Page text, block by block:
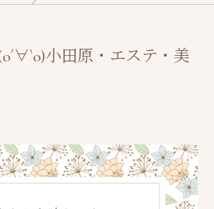
小田原・エステ・美